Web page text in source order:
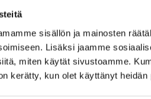
sisällön ja mainosten
Lisäksi jaamme
miten käytät sivustoamme.
kerätty, kun olet käyttänyt heidän
kannettavien tietokoneiden
ja tehokas virta - missä ikinä oletkin.
syöttää virtaa useisiin laitteisiin